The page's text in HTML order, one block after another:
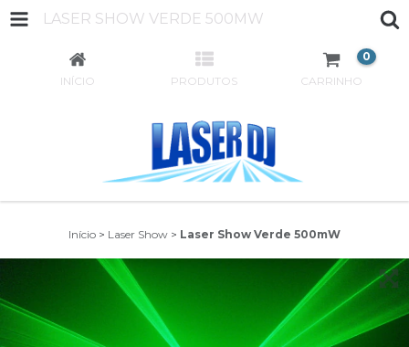
LASER SHOW VERDE 500MW
INÍCIO PRODUTOS CARRINHO
0
Início > Laser Show > Laser Show Verde 500mW